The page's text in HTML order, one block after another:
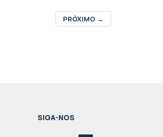
PRÓXIMO →
SIGA-NOS